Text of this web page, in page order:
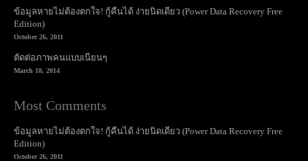
ข้อมูลหายไม่ต้องตกใจ! กู้คืนได้ ง่ายนิดเดียว (Power Data Recovery Free
Edition)
October 26, 2011
ตัดต่อภาพคนแบบเนียนๆ
March 18, 2014
Most Comments
ข้อมูลหายไม่ต้องตกใจ! กู้คืนได้ ง่ายนิดเดียว (Power Data Recovery Free
Edition)
October 26, 2011